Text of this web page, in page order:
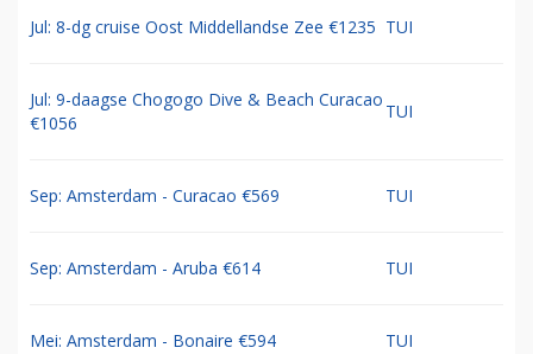
Jul: 8-dg cruise Oost Middellandse Zee €1235 TUI
Jul: 9-daagse Chogogo Dive & Beach Curacao
€1056
TUI
Sep: Amsterdam - Curacao €569 TUI
Sep: Amsterdam - Aruba €614 TUI
Mei: Amsterdam - Bonaire €594 TUI